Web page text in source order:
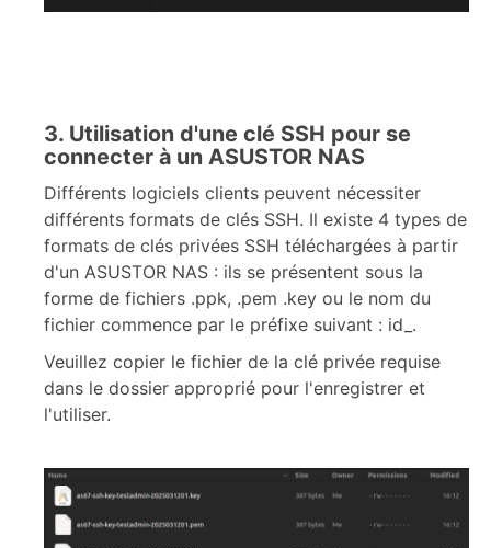
3. Utilisation d'une clé SSH pour se
connecter à un ASUSTOR NAS
Différents logiciels clients peuvent nécessiter
différents formats de clés SSH. Il existe 4 types de
formats de clés privées SSH téléchargées à partir
d'un ASUSTOR NAS : ils se présentent sous la
forme de fichiers .ppk, .pem .key ou le nom du
fichier commence par le préfixe suivant : id_.
Veuillez copier le fichier de la clé privée requise
dans le dossier approprié pour l'enregistrer et
l'utiliser.